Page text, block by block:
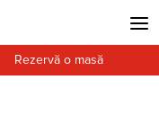
Rezervă o masă